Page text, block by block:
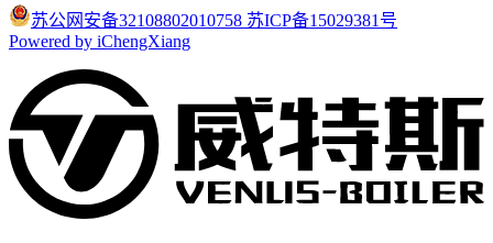
苏公网安备32108802010758 苏ICP备15029381号
Powered by iChengXiang